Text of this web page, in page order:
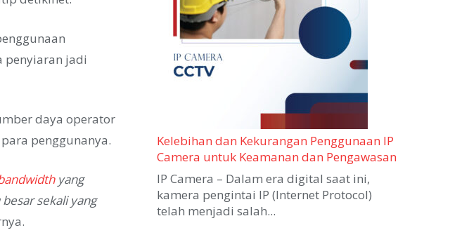
penyiaran jadi
daya operator
penggunanya.
yang
sekali yang
Kelebihan dan Kekurangan Penggunaan IP
Camera untuk Keamanan dan Pengawasan
IP Camera – Dalam era digital saat ini,
kamera pengintai IP (Internet Protocol)
telah menjadi salah...